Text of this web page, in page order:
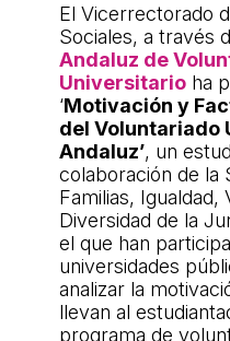
El Vicerrectorado
Sociales, a través
Andaluz de
Universitarioha
‘Motivación y
del Voluntariado
Andaluz’, un
colaboración de la
Familias, Igualdad,
Diversidad de la
el que han
universidades
analizar la
llevan al
programa de